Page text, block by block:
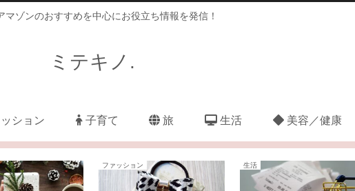
マゾンのおすすめを中心にお役立ち情報を発信！
ミテキノ.
ション 子育て 旅 生活 美容／健康
ファッション 生活